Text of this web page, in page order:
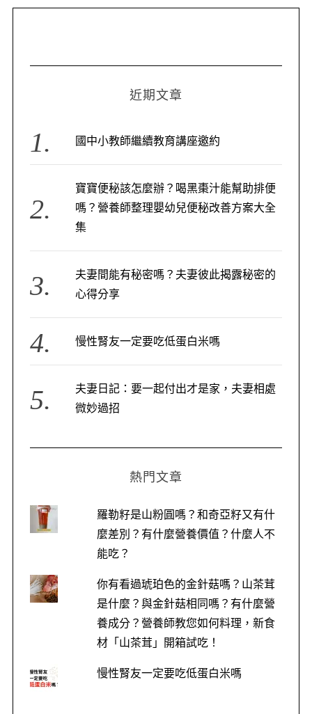
近期文章
國中小教師繼續教育講座邀約
寶寶便秘該怎麼辦？喝黑棗汁能幫助排便
嗎？營養師整理嬰幼兒便秘改善方案大全
集
夫妻間能有秘密嗎？夫妻彼此揭露秘密的
心得分享
慢性腎友一定要吃低蛋白米嗎
夫妻日記：要一起付出才是家，夫妻相處
微妙過招
熱門文章
羅勒籽是山粉圓嗎？和奇亞籽又有什
麼差別？有什麼營養價值？什麼人不
能吃？
你有看過琥珀色的金針菇嗎？山茶茸
是什麼？與金針菇相同嗎？有什麼營
養成分？營養師教您如何料理，新食
材「山茶茸」開箱試吃！
慢性腎友一定要吃低蛋白米嗎